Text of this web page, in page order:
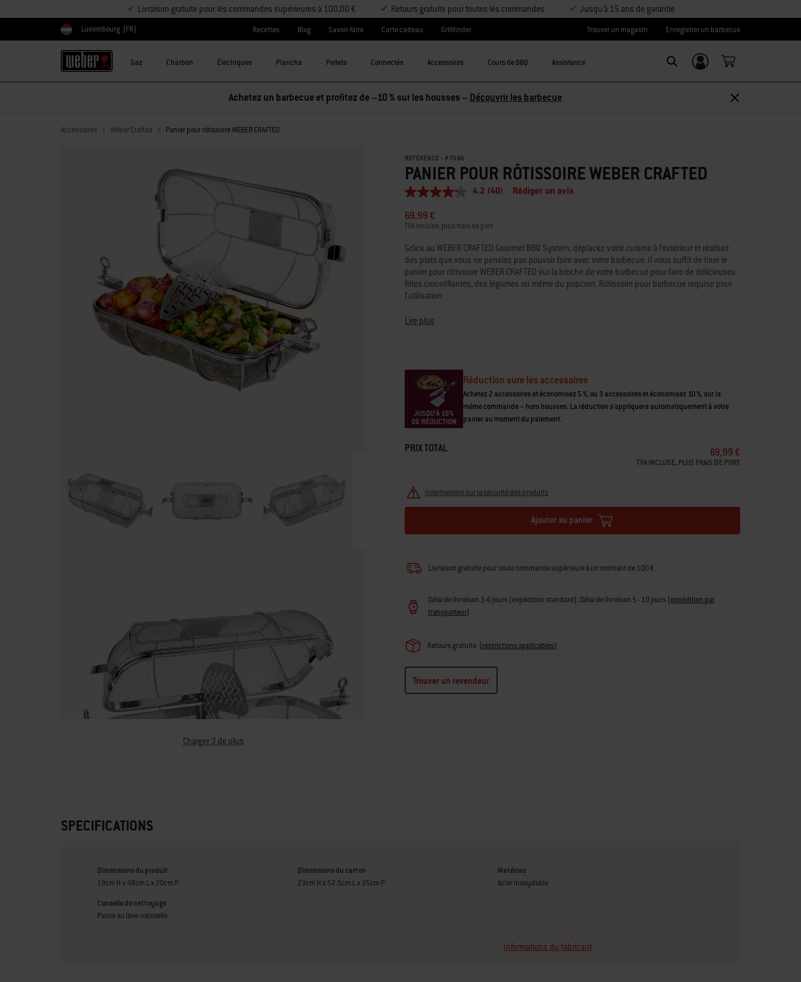
Livraison gratuite pour les commandes supérieures à 100,00 € Retours gratuits pour toutes les commandes Jusqu'à 15 ans de garantie
Choisir un pays
Luxembourg (FR) Recettes Blog Savoir-faire Carte cadeau Grillfinder Trouver un magasin Enregistrer un barbecue
Gaz Charbon Électriques Plancha Pellets Connectés Accessoires Cours de BBQ Assistance
Se connecter/
S’inscrire
Achetez un barbecue et profitez de –10 % sur les housses – Découvrir les barbecue
Accessoires Weber Crafted Panier pour rôtissoire WEBER CRAFTED
Charger 3 de plus
RÉFÉRENCE : # 7686
PANIER POUR RÔTISSOIRE WEBER CRAFTED
4.2
sur
5,
de
la
note
moyenne.
Read
40
Reviews.
sur
4.2 (40) Rédiger un avis
69,99 €
TVA incluse, plus frais de port
Grâce au WEBER CRAFTED Gourmet BBQ System, déplacez votre cuisine à l'extérieur et réalisez
des plats que vous ne pensiez pas pouvoir faire avec votre barbecue. Il vous suffit de fixer le
panier pour rôtissoire WEBER CRAFTED sur la broche de votre barbecue pour faire de délicieuses
frites croustillantes, des légumes ou même du popcorn. Rôtissoire pour barbecue requise pour
l’utilisation.
• Fait circuler la chaleur uniformément pour des résultats rapides, bien dorés et croustillants
• En acier inoxydable résistant, compatible lave-vaisselle
• Rôtissoire pour barbecue requise
Lire plus
Réduction sure les accessoires
Achetez 2 accessoires et économisez 5 %, ou 3 accessoires et économisez 10 %, sur la
même commande – hors housses. La réduction s'appliquera automatiquement à votre
panier au moment du paiement.
PRIX TOTAL 69,99 €
TVA INCLUSE, PLUS FRAIS DE PORT
Informations sur la sécurité des produits
Ajouter au panier
Livraison gratuite pour toute commande supérieure à un montant de 100 €
Délai de livraison 3-6 jours (expédition standard). Délai de livraison 5 - 10 jours (expédition par
transporteur)
Retours gratuits (restrictions applicables)
Trouver un revendeur
SPECIFICATIONS
Dimensions du produit
19cm H x 48cm L x 20cm P
Dimensions du carton
23cm H x 52.5cm L x 25cm P
Matériau
Acier inoxydable
Conseils de nettoyage
Passe au lave-vaisselle
Informations du fabricant